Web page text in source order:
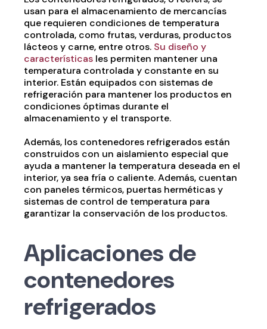
usan para el almacenamiento de mercancías
que requieren condiciones de temperatura
controlada, como frutas, verduras, productos
lácteos y carne, entre otros. Su diseño y
características les permiten mantener una
temperatura controlada y constante en su
interior. Están equipados con sistemas de
refrigeración para mantener los productos en
condiciones óptimas durante el
almacenamiento y el transporte.
Además, los contenedores refrigerados están
construidos con un aislamiento especial que
ayuda a mantener la temperatura deseada en el
interior, ya sea fría o caliente. Además, cuentan
con paneles térmicos, puertas herméticas y
sistemas de control de temperatura para
garantizar la conservación de los productos.
Aplicaciones de
contenedores
refrigerados